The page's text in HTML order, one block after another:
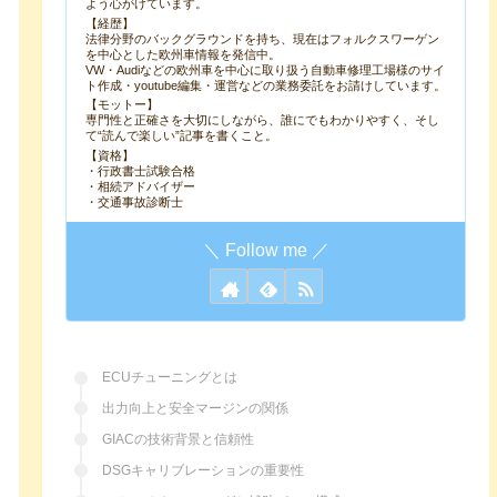
よう心がけています。
【経歴】
法律分野のバックグラウンドを持ち、現在はフォルクスワーゲン
を中心とした欧州車情報を発信中。
VW・Audiなどの欧州車を中心に取り扱う自動車修理工場様のサイ
ト作成・youtube編集・運営などの業務委託をお請けしています。
【モットー】
専門性と正確さを大切にしながら、誰にでもわかりやすく、そし
て“読んで楽しい”記事を書くこと。
【資格】
・行政書士試験合格
・相続アドバイザー
・交通事故診断士
ECUチューニングとは
出力向上と安全マージンの関係
GIACの技術背景と信頼性
DSGキャリブレーションの重要性